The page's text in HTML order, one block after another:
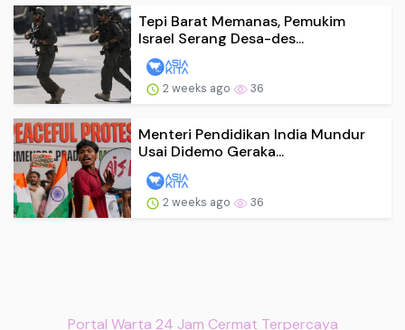
Tepi Barat Memanas, Pemukim
Israel Serang Desa-des...
2 weeks ago 36
Menteri Pendidikan India Mundur
Usai Didemo Geraka...
2 weeks ago 36
Portal Warta 24 Jam Cermat Terpercaya